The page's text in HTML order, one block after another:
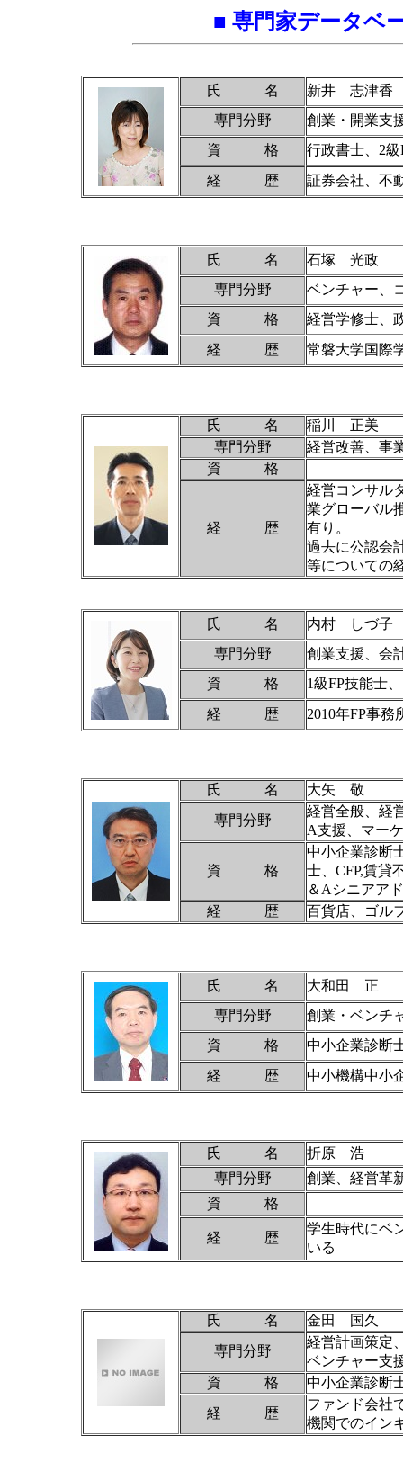
■ 専門家データベ
氏 名
新井 志津香
専門分野
創業・開業支
資 格
行政書士、2
経 歴
証券会社、不
氏 名
石塚 光政
専門分野
ベンチャー、
資 格
経営学修士、
経 歴
常磐大学国際
氏 名
稲川 正美
専門分野
経営改善、事
資 格
経 歴
経営コンサル
業グローバル
有り。
過去に公認会
等についての
氏 名
内村 しづ子
専門分野
創業支援、会
資 格
1級FP技能士
経 歴
2010年FP事務
氏 名
大矢 敬
専門分野
経営全般、経
A支援、マー
資 格
中小企業診断
士、CFP,賃貸
＆Aシニアア
経 歴
百貨店、ゴル
氏 名
大和田 正
専門分野
創業・ベンチ
資 格
中小企業診断
経 歴
中小機構中小
氏 名
折原 浩
専門分野
創業、経営革
資 格
経 歴
学生時代にベ
いる
氏 名
金田 国久
専門分野
経営計画策定
ベンチャー支
資 格
中小企業診断
経 歴
ファンド会社
機関でのイン